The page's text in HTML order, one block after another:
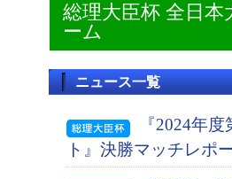
総理大臣杯 全日
ーム
ニュース一覧
『2024年
ト』決勝マッチレポ